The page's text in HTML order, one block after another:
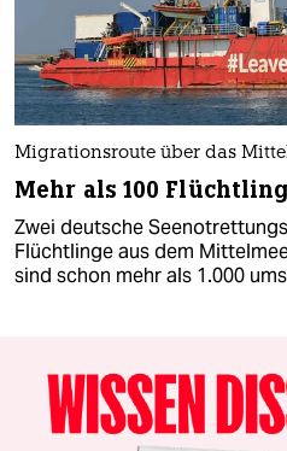
Migrationsroute über das
Mehr als 100
Zwei deutsche
Flüchtlinge aus dem
sind schon mehr als 1.000